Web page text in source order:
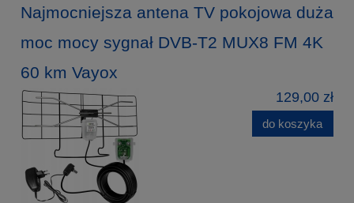
Najmocniejsza antena TV pokojowa duża
moc mocy sygnał DVB-T2 MUX8 FM 4K
60 km Vayox
129,00 zł
do koszyka